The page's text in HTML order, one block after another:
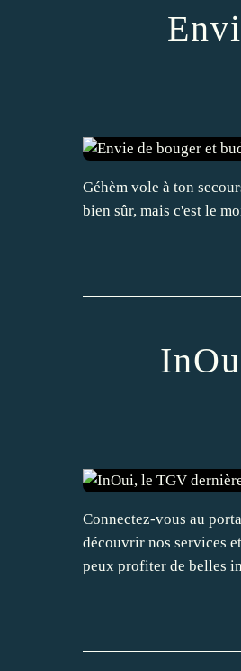
Géhèm vole à ton
bien sûr, mais c'est le
Connectez-vous au
découvrir nos services
peux profiter de belles